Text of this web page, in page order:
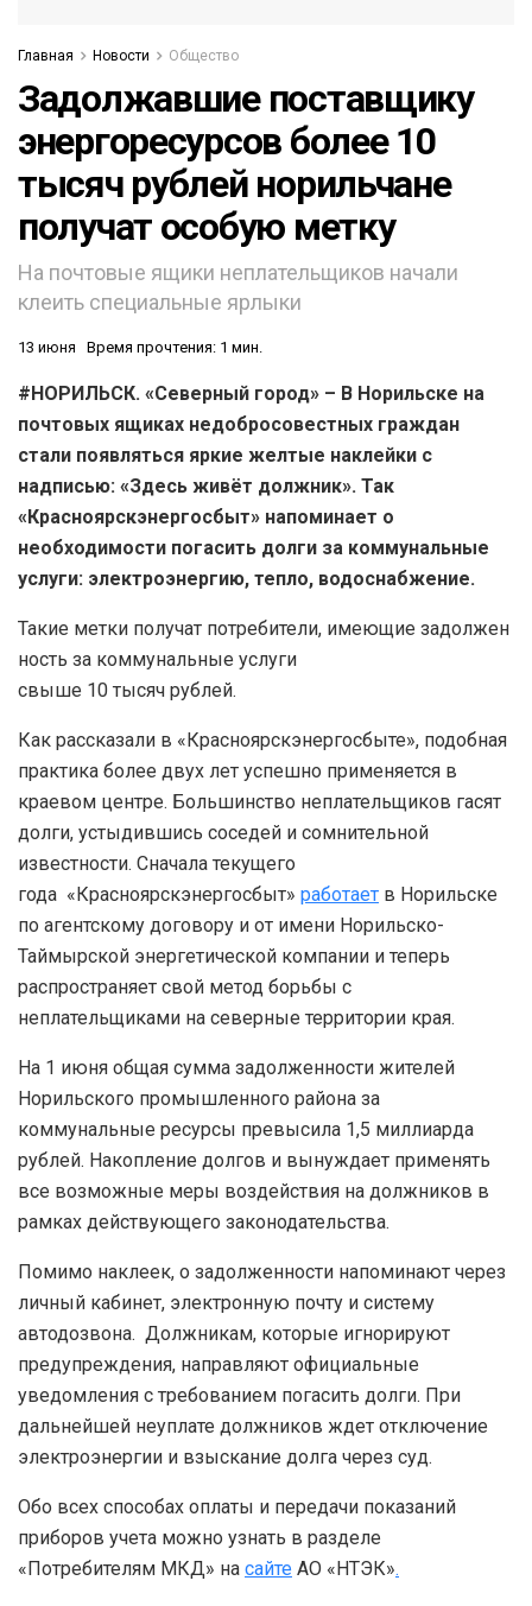
Главная Новости Общество
Задолжавшие поставщику
энергоресурсов более 10
тысяч рублей норильчане
получат особую метку
На почтовые ящики неплательщиков начали
клеить специальные ярлыки
13 июня Время прочтения: 1 мин.
#НОРИЛЬСК. «Северный город» – В Норильске на
почтовых ящиках недобросовестных граждан
стали появляться яркие желтые наклейки с
надписью: «Здесь живёт должник». Так
«Красноярскэнергосбыт» напоминает о
необходимости погасить долги за коммунальные
услуги: электроэнергию, тепло, водоснабжение.
Такие метки получат потребители, имеющие задолжен
ность за коммунальные услуги
свыше 10 тысяч рублей.
Как рассказали в «Красноярскэнергосбыте», подобная
практика более двух лет успешно применяется в
краевом центре. Большинство неплательщиков гасят
долги, устыдившись соседей и сомнительной
известности. Сначала текущего
года «Красноярскэнергосбыт» работает в Норильске
по агентскому договору и от имени Норильско-
Таймырской энергетической компании и теперь
распространяет свой метод борьбы с
неплательщиками на северные территории края.
На 1 июня общая сумма задолженности жителей
Норильского промышленного района за
коммунальные ресурсы превысила 1,5 миллиарда
рублей. Накопление долгов и вынуждает применять
все возможные меры воздействия на должников в
рамках действующего законодательства.
Помимо наклеек, о задолженности напоминают через
личный кабинет, электронную почту и систему
автодозвона. Должникам, которые игнорируют
предупреждения, направляют официальные
уведомления с требованием погасить долги. При
дальнейшей неуплате должников ждет отключение
электроэнергии и взыскание долга через суд.
Обо всех способах оплаты и передачи показаний
приборов учета можно узнать в разделе
«Потребителям МКД» на сайте АО «НТЭК».